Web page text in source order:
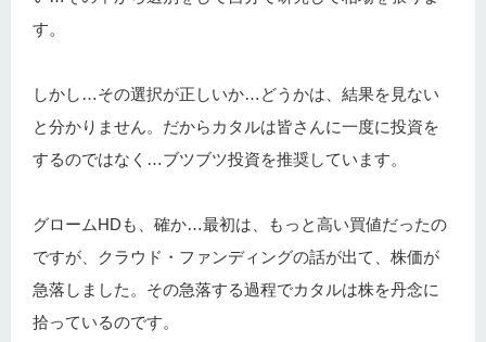
す。
しかし…その選択が正しいか…どうかは、結果を見ない
と分かりません。だからカタルは皆さんに一度に投資を
するのではなく…ブツブツ投資を推奨しています。
グロームHDも、確か…最初は、もっと高い買値だったの
ですが、クラウド・ファンディングの話が出て、株価が
急落しました。その急落する過程でカタルは株を丹念に
拾っているのです。